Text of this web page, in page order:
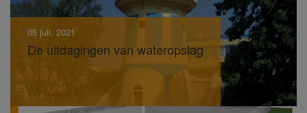
05 juli, 2021
De uitdagingen van wateropslag